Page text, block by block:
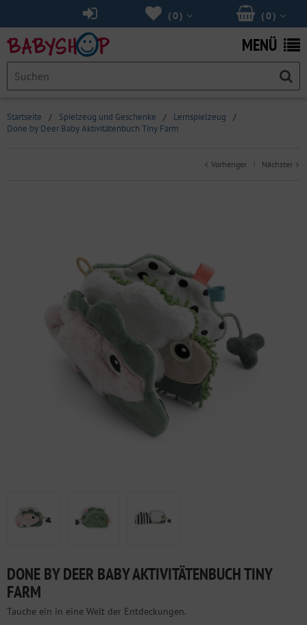
(0 )
(0 )
MENÜ
Startseite / Spielzeug und Geschenke / Lernspielzeug
/
Done by Deer Baby Aktivitätenbuch Tiny Farm
Vorheriger | Nächster
DONE BY DEER BABY AKTIVITÄTENBUCH TINY
FARM
Tauche ein in eine Welt der Entdeckungen.